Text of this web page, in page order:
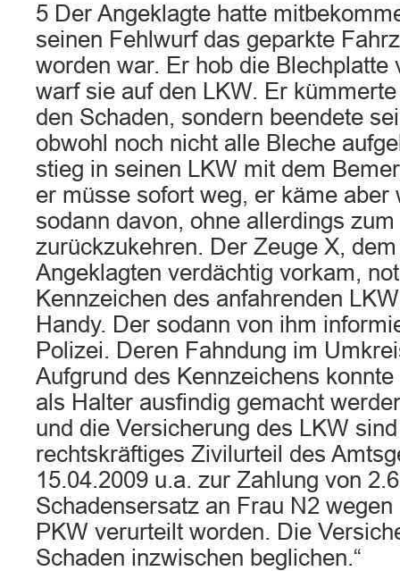
5 Der Angeklagte hatte
seinen Fehlwurf das geparkte
worden war. Er hob die Blechplatte
warf sie auf den LKW. Er
den Schaden, sondern beendete
obwohl noch nicht alle Bleche
stieg in seinen LKW mit dem
er müsse sofort weg, er käme aber
sodann davon, ohne allerdings
zurückzukehren. Der Zeuge X,
Angeklagten verdächtig vorkam,
Kennzeichen des anfahrenden
Handy. Der sodann von ihm
Polizei. Deren Fahndung im
Aufgrund des Kennzeichens
als Halter ausfindig gemacht
und die Versicherung des LKW
rechtskräftiges Zivilurteil des
15.04.2009 u.a. zur Zahlung von
Schadensersatz an Frau N2
PKW verurteilt worden. Die
Schaden inzwischen beglichen.“